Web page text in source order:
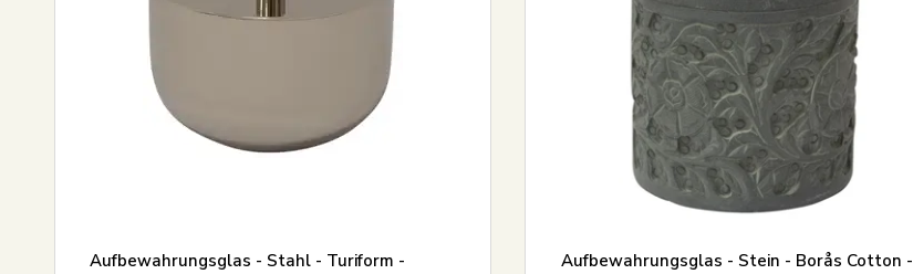
Aufbewahrungsglas - Stahl - Turiform -
Aufbewahrungsglas - Stein - Borås Cotton -